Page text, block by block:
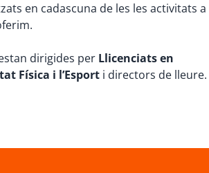
en cadascuna de les les activitats a
dirigides per Llicenciats en
Física i l’Esport i directors de lleure.